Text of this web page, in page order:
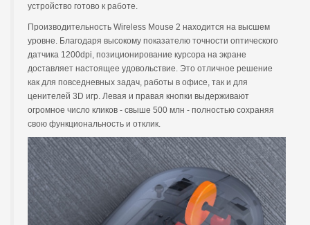
устройство готово к работе.
Производительность Wireless Mouse 2 находится на высшем
уровне. Благодаря высокому показателю точности оптического
датчика 1200dpi, позиционирование курсора на экране
доставляет настоящее удовольствие. Это отличное решение
как для повседневных задач, работы в офисе, так и для
ценителей 3D игр. Левая и правая кнопки выдерживают
огромное число кликов - свыше 500 млн - полностью сохраняя
свою функциональность и отклик.